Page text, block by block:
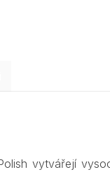
vytvářejí